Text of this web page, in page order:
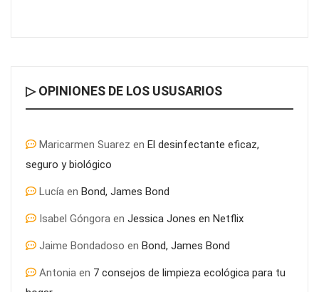
▷ OPINIONES DE LOS USUSARIOS
Maricarmen Suarez en El desinfectante eficaz,
seguro y biológico
Lucía en Bond, James Bond
Isabel Góngora en Jessica Jones en Netflix
Jaime Bondadoso en Bond, James Bond
Antonia en 7 consejos de limpieza ecológica para tu